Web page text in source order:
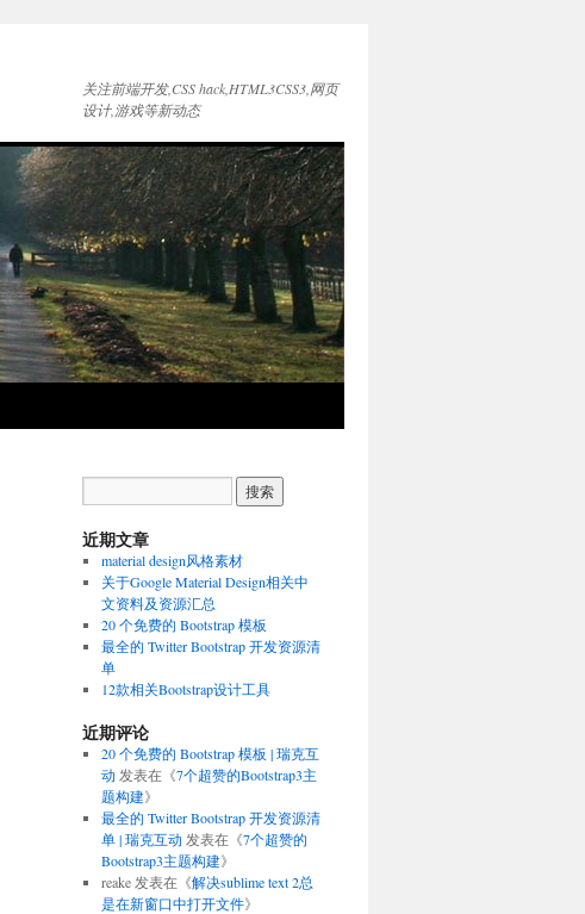
关注前端开发,CSS hack,HTML3CSS3,网页
设计,游戏等新动态
近期文章
material design风格素材
关于Google Material Design相关中
文资料及资源汇总
20 个免费的 Bootstrap 模板
最全的 Twitter Bootstrap 开发资源清
单
12款相关Bootstrap设计工具
近期评论
20 个免费的 Bootstrap 模板 | 瑞克互
动 发表在《7个超赞的Bootstrap3主
题构建》
最全的 Twitter Bootstrap 开发资源清
单 | 瑞克互动 发表在《7个超赞的
Bootstrap3主题构建》
reake发表在《解决sublime text 2总
是在新窗口中打开文件》